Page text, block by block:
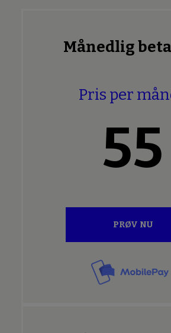
Månedlig
Pris per
55
PRØV NU